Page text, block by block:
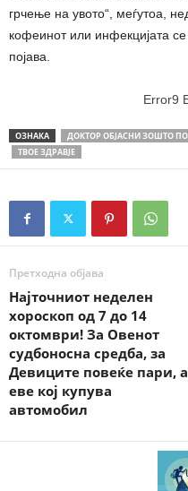
грчење на увото“, меѓутоа,
кофеинот или инфекцијата
појава.
Error9
ОЗНАКА ДОКТОР ОБЈАСНИ ЗОШТО
ТВОЕ ЗДРАВЈЕ
Претходна објава
Најточниот неделен
хороскоп од 7 до 14
октомври! За Овенот
судбоносна средба, за
Девиците повеќе пари, а
еве кој купува
автомобил